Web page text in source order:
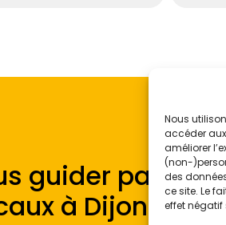
Nous
accéder
améliorer
(non-
des
ce site. Le
effet
guider par l'un
à Dijon